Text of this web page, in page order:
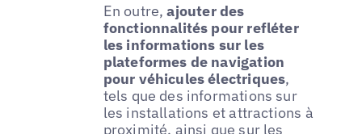
En outre,ajouter des
fonctionnalités pour refléter
les informations sur les
plateformes de navigation
pour véhicules électriques,
tels que des informations sur
les installations et attractions à
proximité, ainsi que sur les